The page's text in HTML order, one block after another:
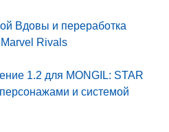
Вдовы и переработка
Rivals
1.2 для MONGIL: STAR
и системой